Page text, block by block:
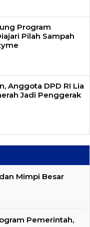
Program
Pilah Sampah
Anggota DPD RI Lia
Jadi Penggerak
Mimpi Besar
Pemerintah,